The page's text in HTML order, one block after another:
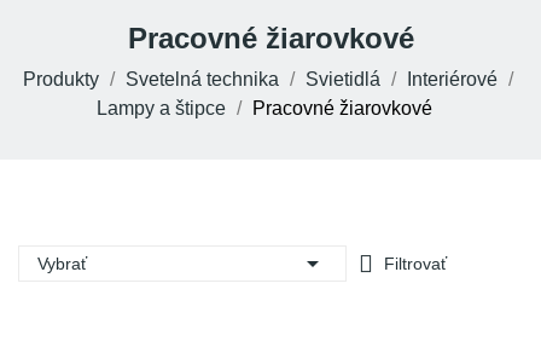
Pracovné žiarovkové
Produkty Svetelná technika Svietidlá
Interiérové
Lampy a štipce
Pracovné žiarovkové
Vybrať  Filtrovať